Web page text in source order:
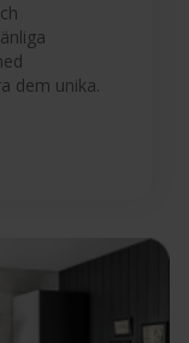
dem unika.